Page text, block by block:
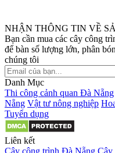
NHẬN THÔNG TIN VỀ
Bạn cần mua các cây công
để bàn số lượng lớn, phân
chúng tôi
Danh Mục
Thi công cảnh quan Đà Nẵng
Nẵng Vật tư nông nghiệp
Tuyển dụng
Liên kết